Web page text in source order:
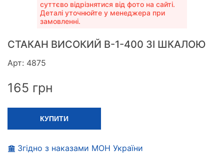
суттєво відрізнятися від фото на сайті.
Деталі уточнюйте у менеджера при
замовленні.
СТАКАН ВИСОКИЙ В-1-400 ЗІ ШКАЛОЮ
Арт: 4875
165 грн
КУПИТИ
Згідно з наказами МОН України